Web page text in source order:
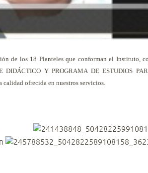
de los 18 Planteles que conforman el Instituto,
Y PROGRAMA DE ESTUDIOS
calidad ofrecida en nuestros servicios.